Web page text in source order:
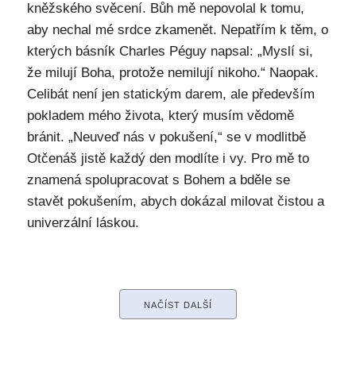
kněžského svěcení. Bůh mě nepovolal k tomu,
aby nechal mé srdce zkamenět. Nepatřím k těm, o
kterých básník Charles Péguy napsal: „Myslí si,
že milují Boha, protože nemilují nikoho.“ Naopak.
Celibát není jen statickým darem, ale především
pokladem mého života, který musím vědomě
bránit. „Neuveď nás v pokušení,“ se v modlitbě
Otčenáš jistě každý den modlíte i vy. Pro mě to
znamená spolupracovat s Bohem a bděle se
stavět pokušením, abych dokázal milovat čistou a
univerzální láskou.
NAČÍST DALŠÍ